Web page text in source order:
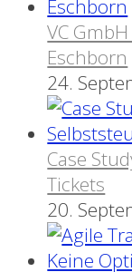
VC
Eschborn
24.
Case
Tickets
20.